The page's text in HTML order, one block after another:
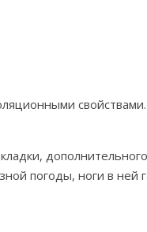
погоды, ноги в ней